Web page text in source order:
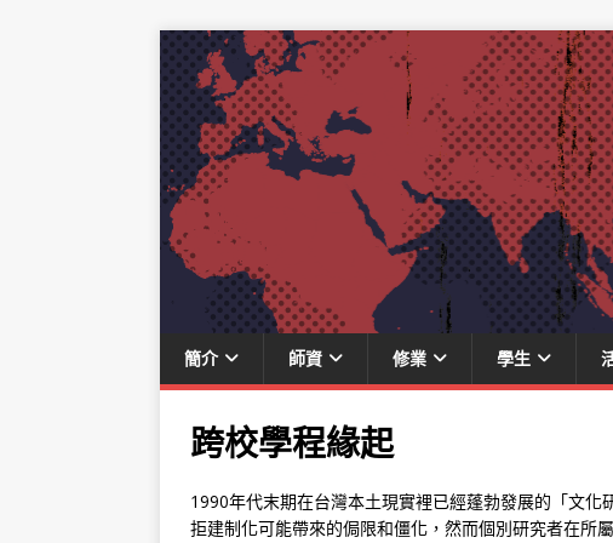
簡介 師資 修業 學生
跨校學程緣起
1990年代末期在台灣本土現實裡已經蓬勃發展的「文
拒建制化可能帶來的侷限和僵化，然而個別研究者在所